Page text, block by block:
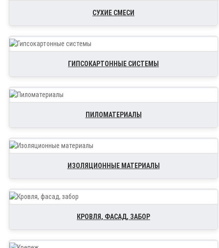
СУХИЕ СМЕСИ
ГИПСОКАРТОННЫЕ СИСТЕМЫ
ПИЛОМАТЕРИАЛЫ
ИЗОЛЯЦИОННЫЕ МАТЕРИАЛЫ
КРОВЛЯ, ФАСАД, ЗАБОР